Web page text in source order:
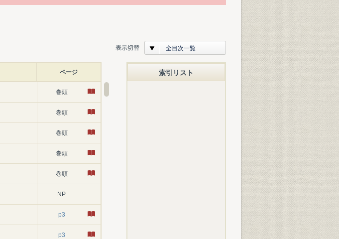
表示切替 全目次一覧
ページ
巻頭
巻頭
巻頭
巻頭
巻頭
NP
p3
p3
索引リスト